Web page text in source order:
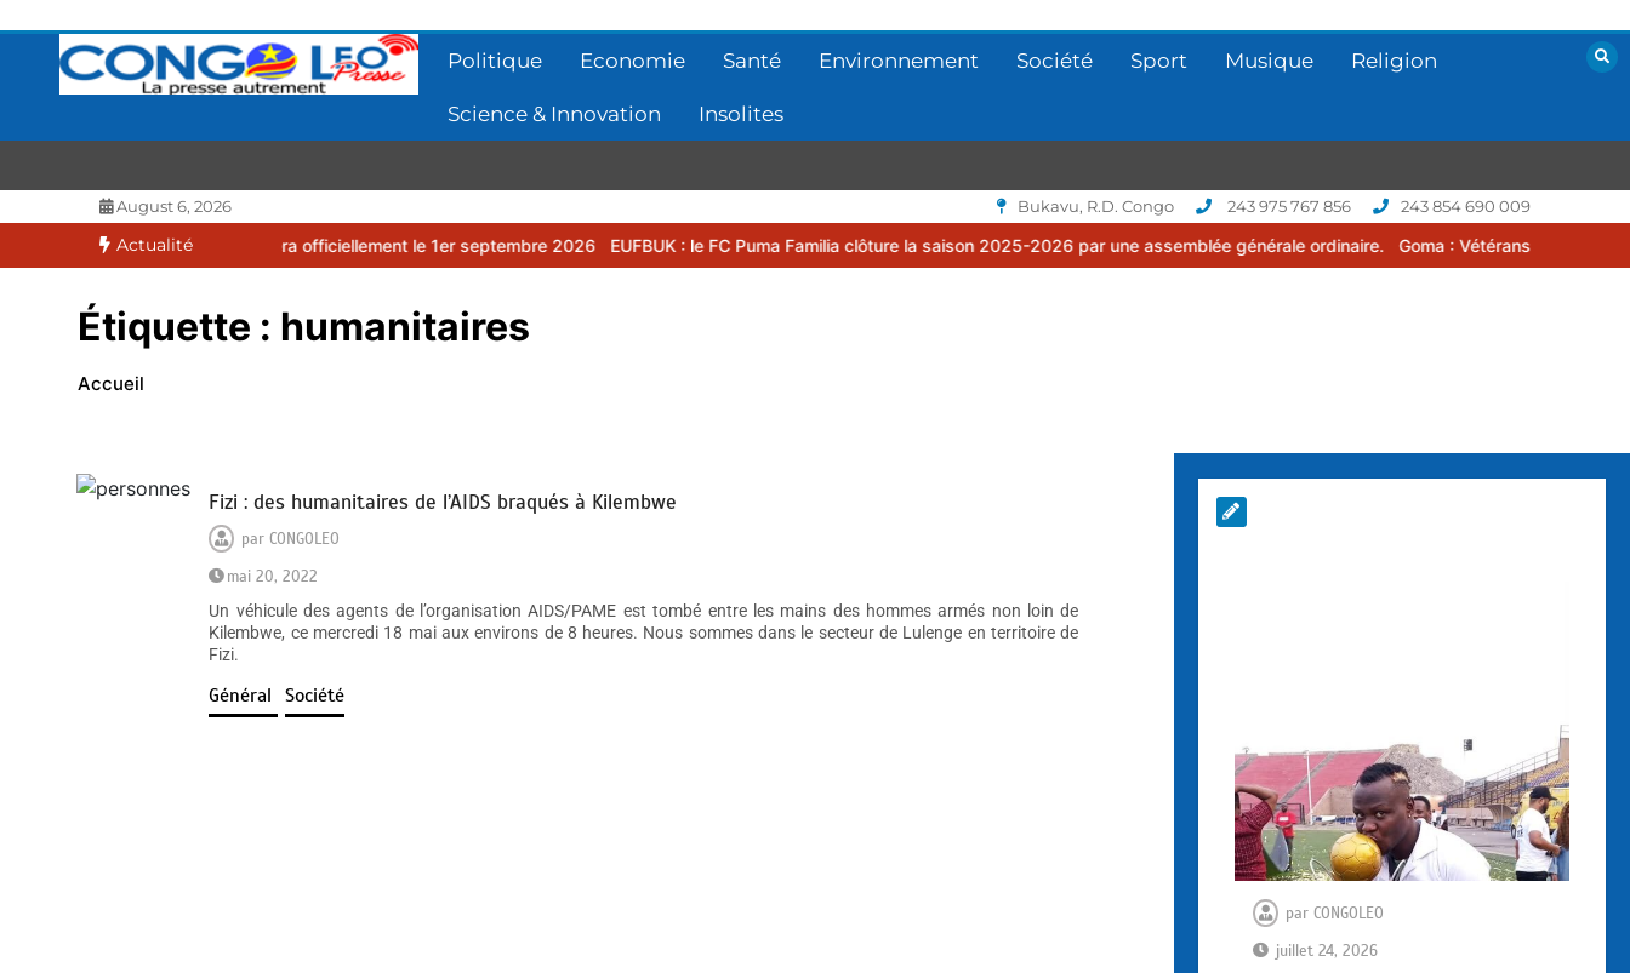
contenu
Politique Economie Santé Environnement Société Sport Musique Religion
Science & Innovation Insolites
CONGOLEO
La presse autrement
August 6, 2026 Bukavu, R.D. Congo 243 975 767 856 243 854 690 009
Actualité
2027 débutera officiellement le 1er septembre 2026 EUFBUK : le FC Puma Familia clôture la saison 2025-2026 par une assemblée générale ordinaire. Goma : Vétérans Cup 2026 -2027, une
Étiquette : humanitaires
Accueil
Fizi : des humanitaires de l’AIDS braqués à Kilembwe
parCONGOLEO
mai 20, 2022
Un véhicule des agents de l’organisation AIDS/PAME est tombé entre les mains des hommes armés non loin de
Kilembwe, ce mercredi 18 mai aux environs de 8 heures. Nous sommes dans le secteur de Lulenge en territoire de
Fizi.
Général Société
par CONGOLEO
juillet 24, 2026